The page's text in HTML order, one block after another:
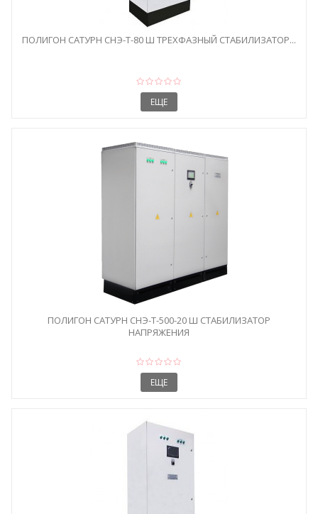
ПОЛИГОН САТУРН СНЭ-Т-80 Ш ТРЕХФАЗНЫЙ СТАБИЛИЗАТОР...
ЕЩЕ
ПОЛИГОН САТУРН СНЭ-Т-500-20 Ш СТАБИЛИЗАТОР
НАПРЯЖЕНИЯ
ЕЩЕ